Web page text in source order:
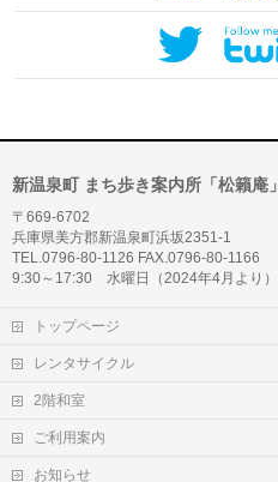
新温泉町 まち歩き案内所「松籟庵」
〒669-6702
兵庫県美方郡新温泉町浜坂2351-1
TEL.0796-80-1126 FAX.0796-80-1166
9:30～17:30 水曜日（2024年4月より）
トップページ
レンタサイクル
2階和室
ご利用案内
お知らせ